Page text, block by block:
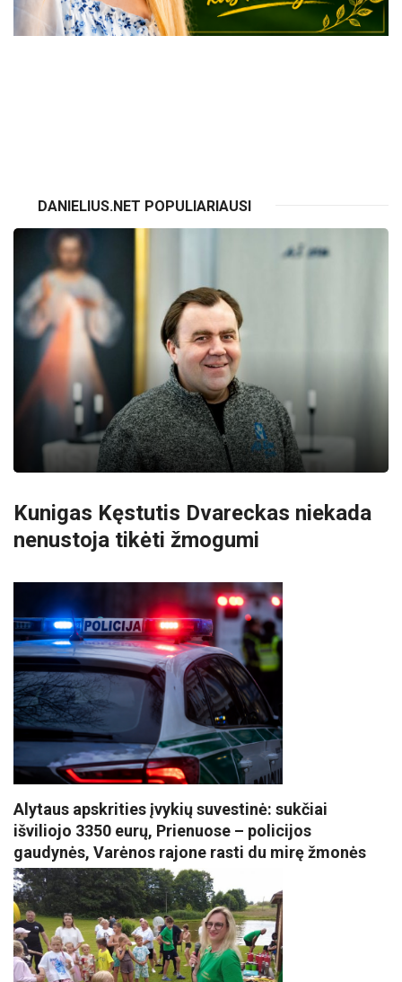
DANIELIUS.NET POPULIARIAUSI
Kunigas Kęstutis Dvareckas niekada
nenustoja tikėti žmogumi
Alytaus apskrities įvykių suvestinė: sukčiai
išviliojo 3350 eurų, Prienuose – policijos
gaudynės, Varėnos rajone rasti du mirę žmonės